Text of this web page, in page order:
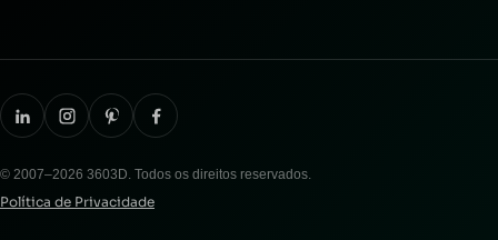
© 2007–2026 3603D. Todos os direitos reservados.
Política de Privacidade